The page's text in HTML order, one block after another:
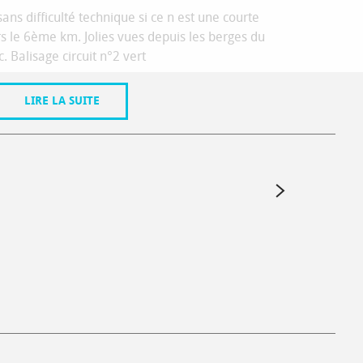
difficulté technique si ce n est une courte
le 6ème km. Jolies vues depuis les berges du
Balisage circuit n°2 vert
LIRE LA SUITE